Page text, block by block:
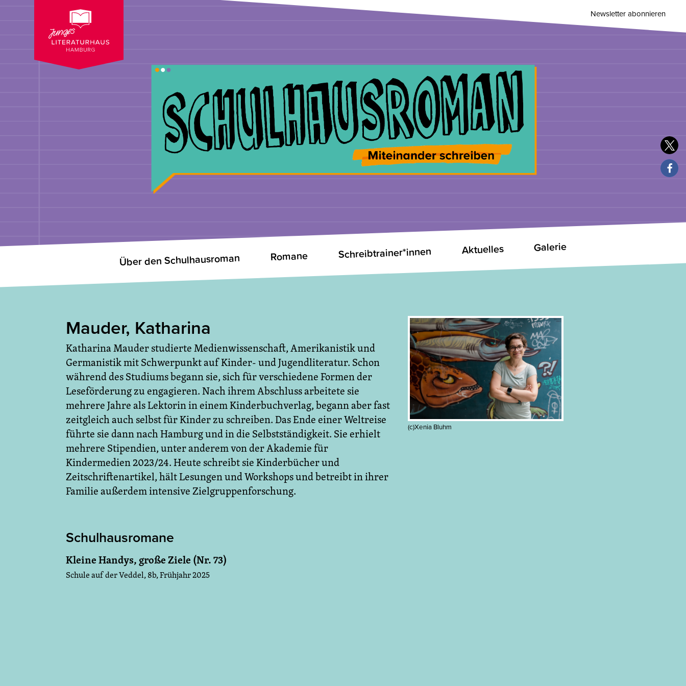
Newsletter abonnieren
Über den Schulhausroman Romane Schreibtrainer*innen Aktuelles Galerie
Mauder, Katharina
Katharina Mauder studierte Medienwissenschaft, Amerikanistik und
Germanistik mit Schwerpunkt auf Kinder- und Jugendliteratur. Schon
während des Studiums begann sie, sich für verschiedene Formen der
Leseförderung zu engagieren. Nach ihrem Abschluss arbeitete sie
mehrere Jahre als Lektorin in einem Kinderbuchverlag, begann aber fast
zeitgleich auch selbst für Kinder zu schreiben. Das Ende einer Weltreise
führte sie dann nach Hamburg und in die Selbstständigkeit. Sie erhielt
mehrere Stipendien, unter anderem von der Akademie für
Kindermedien 2023/24. Heute schreibt sie Kinderbücher und
Zeitschriftenartikel, hält Lesungen und Workshops und betreibt in ihrer
Familie außerdem intensive Zielgruppenforschung.
Schulhausromane
Kleine Handys, große Ziele (Nr. 73)
Schule auf der Veddel, 8b, Frühjahr 2025
(c)Xenia Bluhm